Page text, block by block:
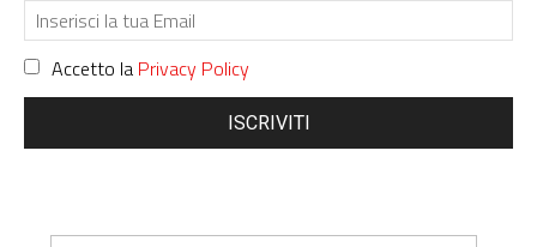
Accetto la Privacy Policy
ISCRIVITI